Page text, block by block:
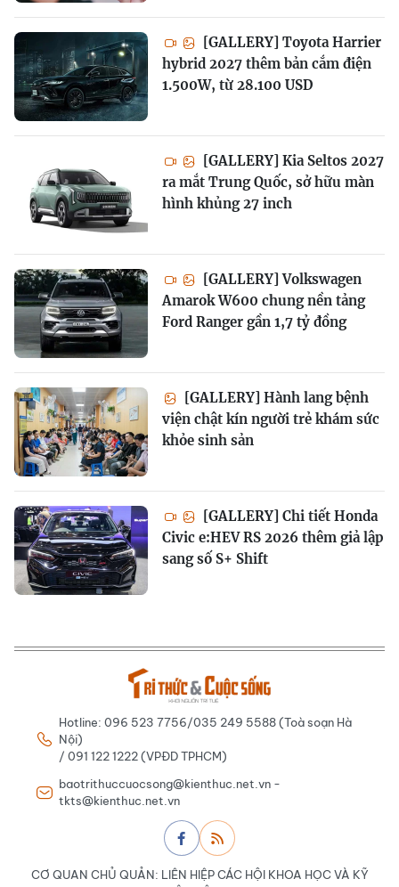
[GALLERY] Toyota Harrier
hybrid 2027 thêm bản cắm điện
1.500W, từ 28.100 USD
[GALLERY] Kia Seltos 2027
ra mắt Trung Quốc, sở hữu màn
hình khủng 27 inch
[GALLERY] Volkswagen
Amarok W600 chung nền tảng
Ford Ranger gần 1,7 tỷ đồng
[GALLERY] Hành lang bệnh
viện chật kín người trẻ khám sức
khỏe sinh sản
[GALLERY] Chi tiết Honda
Civic e:HEV RS 2026 thêm giả lập
sang số S+ Shift
Hotline: 096 523 7756/035 249 5588 (Toà soạn Hà
Nội)
/ 091 122 1222 (VPĐD TPHCM)
baotrithuccuocsong@kienthuc.net.vn -
tkts@kienthuc.net.vn
CƠ QUAN CHỦ QUẢN: LIÊN HIỆP CÁC HỘI KHOA HỌC VÀ KỸ